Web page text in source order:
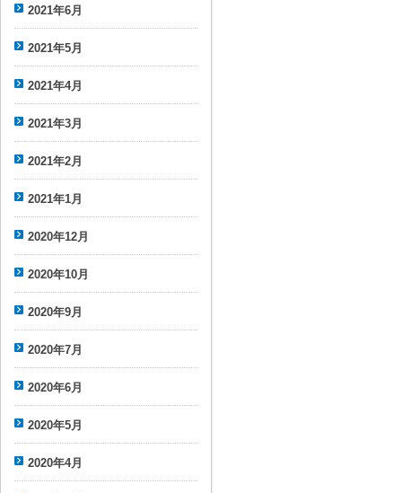
2021年6月
2021年5月
2021年4月
2021年3月
2021年2月
2021年1月
2020年12月
2020年10月
2020年9月
2020年7月
2020年6月
2020年5月
2020年4月